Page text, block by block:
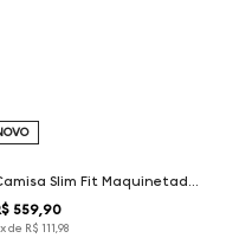
Camisa Slim Fit Maquinetada Sarjada Dudalina Masculina
559,90
x de R$ 111,98